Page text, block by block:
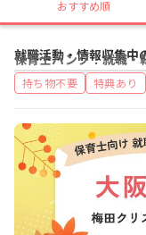
おすすめ順
保育士バンク！就職・
就職活動・情報収集中
持ち物不要 特典あり